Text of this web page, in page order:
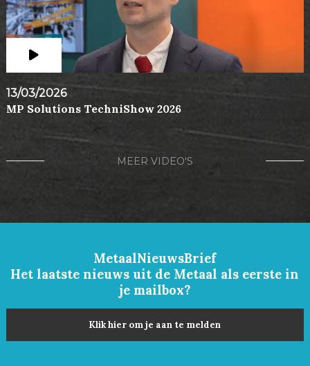
13/03/2026
MP Solutions TechniShow 2026
MEER VIDEO'S
MetaalNieuwsBrief
Het laatste nieuws uit de Metaal als eerste in
je mailbox?
Klik hier om je aan te melden